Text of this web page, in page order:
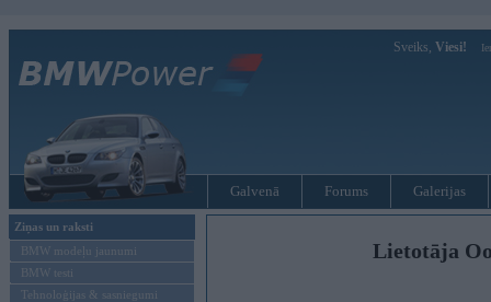
Sveiks, Viesi!
Galvenā Forums Galerijas
Ziņas un raksti
BMW modeļu jaunumi
BMW testi
Tehnoloģijas & sasniegumi
Lietotāja